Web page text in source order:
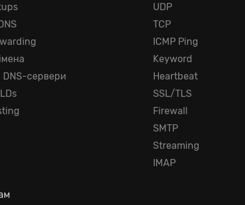
DNS-сервери
UDP
TCP
ICMP Ping
Keyword
Heartbeat
SSL/TLS
Firewall
SMTP
Streaming
IMAP